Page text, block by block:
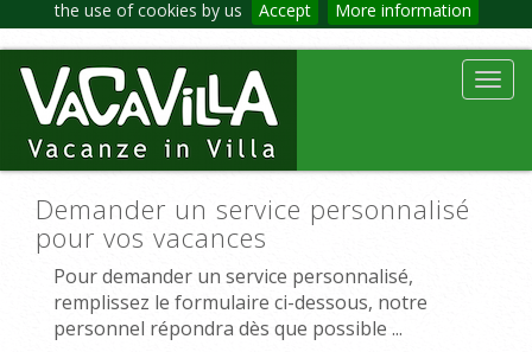
the use of cookies by us Accept More information
Demander un service personnalisé
pour vos vacances
Pour demander un service personnalisé,
remplissez le formulaire ci-dessous, notre
personnel répondra dès que possible ...